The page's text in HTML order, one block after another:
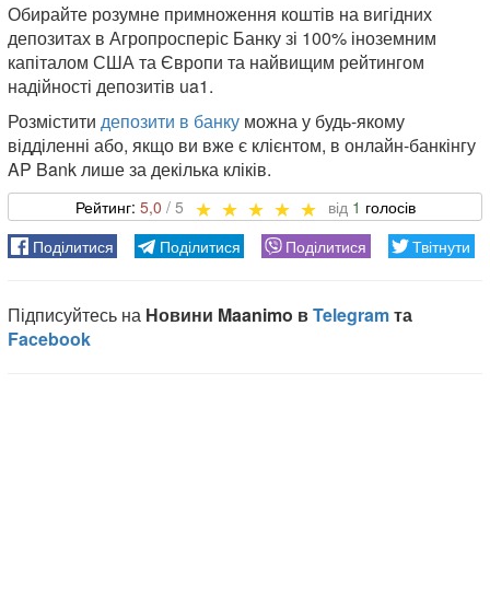
Обирайте розумне примноження коштів на вигідних
депозитах в Агропросперіс Банку зі 100% іноземним
капіталом США та Європи та найвищим рейтингом
надійності депозитів ua1.
Розмістити депозити в банку можна у будь-якому
відділенні або, якщо ви вже є клієнтом, в онлайн-банкінгу
AP Bank лише за декілька кліків.
5,0 1